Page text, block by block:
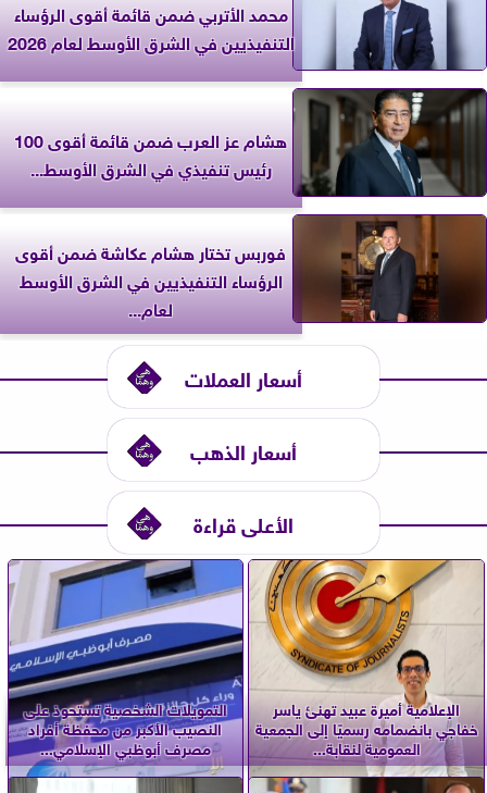
محمد الأتربي ضمن قائمة أقوى الرؤساء
التنفيذيين في الشرق الأوسط لعام 2026
هشام عز العرب ضمن قائمة أقوى 100
رئيس تنفيذي في الشرق الأوسط...
فوربس تختار هشام عكاشة ضمن أقوى
الرؤساء التنفيذيين في الشرق الأوسط
لعام...
أسعار العملات
أسعار الذهب
الأعلى قراءة
الإعلامية أميرة عبيد تهنئ ياسر
خفاجي بانضمامه رسميًا إلى الجمعية
العمومية لنقابة...
التمويلات الشخصية تستحوذ على
النصيب الأكبر من محفظة أفراد
مصرف أبوظبي الإسلامي...